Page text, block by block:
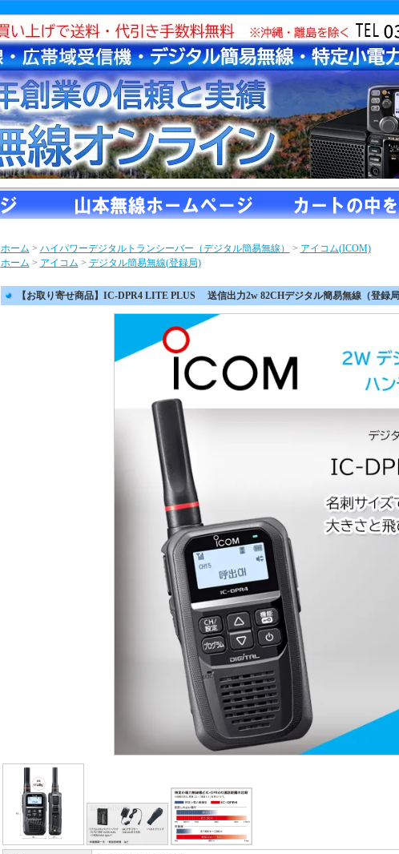
ホーム > ハイパワーデジタルトランシーバー（デジタル簡易無線） > アイコム(ICOM)
ホーム > アイコム > デジタル簡易無線(登録局)
【お取り寄せ商品】IC-DPR4 LITE PLUS 送信出力2w 82CHデジタル簡易無線（登録